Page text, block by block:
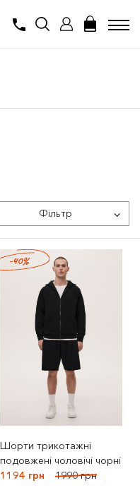
Фільтр
Шорти трикотажні
подовжені чоловічі чорні
1194 грн
1990 грн
-40%